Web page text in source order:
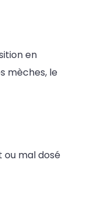
en
mèches, le
ou mal dosé